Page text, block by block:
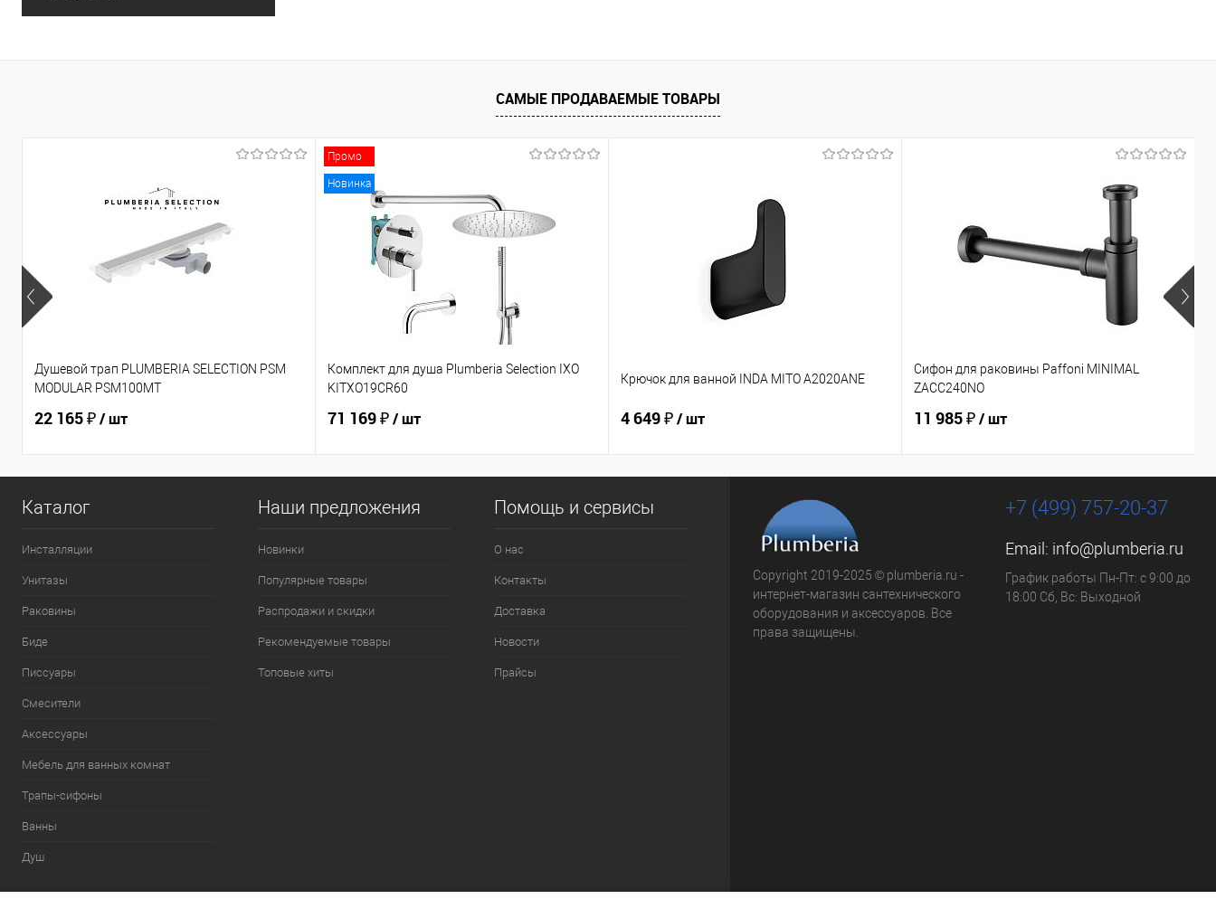
САМЫЕ ПРОДАВАЕМЫЕ ТОВАРЫ
Душевой трап PLUMBERIA SELECTION PSM
MODULAR PSM100MT
22 165 ₽/ шт
Промо
Новинка
Комплект для душа Plumberia Selection IXO
KITXO19CR60
71 169 ₽/ шт
Крючок для ванной INDA MITO A2020ANE
4 649 ₽/ шт
Сифон для раковины Paffoni MINIMAL
ZACC240NO
11 985 ₽/ шт
Каталог
Инсталляции
Унитазы
Раковины
Биде
Писсуары
Смесители
Аксессуары
Мебель для ванных комнат
Трапы-сифоны
Ванны
Душ
Наши предложения
Новинки
Популярные товары
Распродажи и скидки
Рекомендуемые товары
Топовые хиты
Помощь и сервисы
О нас
Контакты
Доставка
Новости
Прайсы
Copyright 2019-2025 © plumberia.ru -
интернет-магазин сантехнического
оборудования и аксессуаров. Все
права защищены.
+7 (499) 757-20-37
Email: info@plumberia.ru
График работы Пн-Пт: с 9:00 до
18:00 Сб, Вс: Выходной